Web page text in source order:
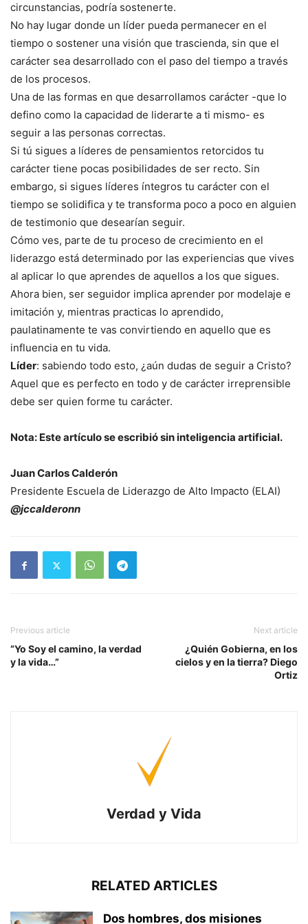
circunstancias, podría sostenerte.
No hay lugar donde un líder pueda permanecer en el
tiempo o sostener una visión que trascienda, sin que el
carácter sea desarrollado con el paso del tiempo a través
de los procesos.
Una de las formas en que desarrollamos carácter -que lo
defino como la capacidad de liderarte a ti mismo- es
seguir a las personas correctas.
Si tú sigues a líderes de pensamientos retorcidos tu
carácter tiene pocas posibilidades de ser recto. Sin
embargo, si sigues líderes íntegros tu carácter con el
tiempo se solidifica y te transforma poco a poco en alguien
de testimonio que desearían seguir.
Cómo ves, parte de tu proceso de crecimiento en el
liderazgo está determinado por las experiencias que vives
al aplicar lo que aprendes de aquellos a los que sigues.
Ahora bien, ser seguidor implica aprender por modelaje e
imitación y, mientras practicas lo aprendido,
paulatinamente te vas convirtiendo en aquello que es
influencia en tu vida.
Líder: sabiendo todo esto, ¿aún dudas de seguir a Cristo?
Aquel que es perfecto en todo y de carácter irreprensible
debe ser quien forme tu carácter.
Nota: Este artículo se escribió sin inteligencia artificial.
Juan Carlos Calderón
Presidente Escuela de Liderazgo de Alto Impacto (ELAI)
@jccalderonn
Previous article
“Yo Soy el camino, la verdad
y la vida…”
Next article
¿Quién Gobierna, en los
cielos y en la tierra? Diego
Ortiz
Verdad y Vida
RELATED ARTICLES
Dos hombres, dos misiones